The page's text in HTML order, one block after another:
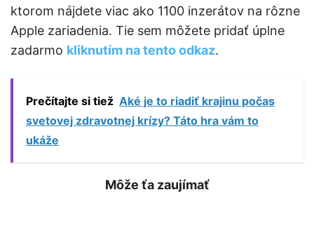
ktorom nájdete viac ako 1100 inzerátov na rôzne
Apple zariadenia. Tie sem môžete pridať úplne
zadarmo kliknutím na tento odkaz.
Prečítajte si tiež Aké je to riadiť krajinu počas
svetovej zdravotnej krízy? Táto hra vám to
ukáže
Môže ťa zaujímať